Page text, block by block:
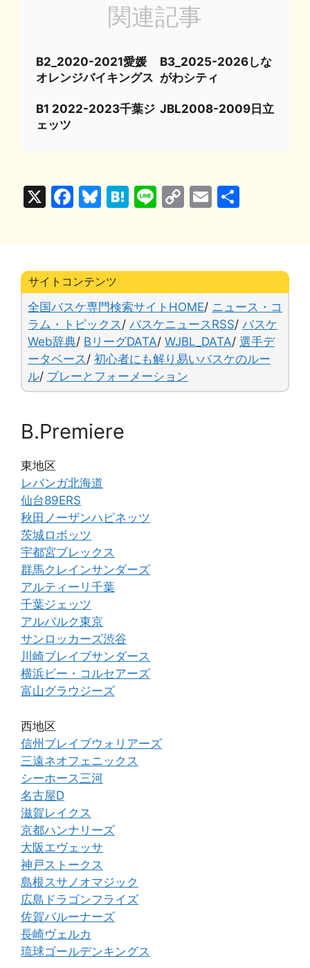
関連記事
B2_2020-2021愛媛
オレンジバイキングス
B3_2025-2026しな
がわシティ
B1 2022-2023千葉ジ
ェッツ
JBL2008-2009日立
X
F
b
o
o
k
Bl
k
y
H
Li C
n
k
E
サイトコンテンツ
全国バスケ専門検索サイトHOME/ ニュース・コ
ラム・トピックス/ バスケニュースRSS/ バスケ
Web辞典/ BリーグDATA/ WJBL_DATA/ 選手デ
ータベース/ 初心者にも解り易いバスケのルー
ル/ プレーとフォーメーション
B.Premiere
東地区
レバンガ北海道
仙台89ERS
秋田ノーザンハピネッツ
茨城ロボッツ
宇都宮ブレックス
群馬クレインサンダーズ
アルティーリ千葉
千葉ジェッツ
アルバルク東京
サンロッカーズ渋谷
川崎ブレイブサンダース
横浜ビー・コルセアーズ
富山グラウジーズ
西地区
信州ブレイブウォリアーズ
三遠ネオフェニックス
シーホース三河
名古屋D
滋賀レイクス
京都ハンナリーズ
大阪エヴェッサ
神戸ストークス
島根スサノオマジック
広島ドラゴンフライズ
佐賀バルーナーズ
長崎ヴェルカ
琉球ゴールデンキングス